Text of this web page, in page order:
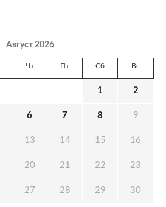
Август 2026
Чт Пт Сб Вс
1 2
6 7 8 9
13 14 15 16
20 21 22 23
27 28 29 30